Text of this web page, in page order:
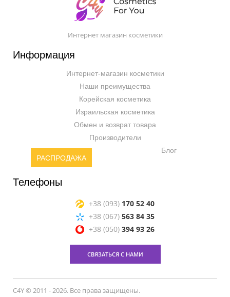
Интернет магазин косметики
Информация
Интернет-магазин косметики
Наши преимущества
Корейская косметика
Израильская косметика
Обмен и возврат товара
Производители
РАСПРОДАЖА
Блог
Телефоны
+38 (093) 170 52 40
+38 (067) 563 84 35
+38 (050) 394 93 26
СВЯЗАТЬСЯ С НАМИ
C4Y © 2011 - 2026. Все права защищены.